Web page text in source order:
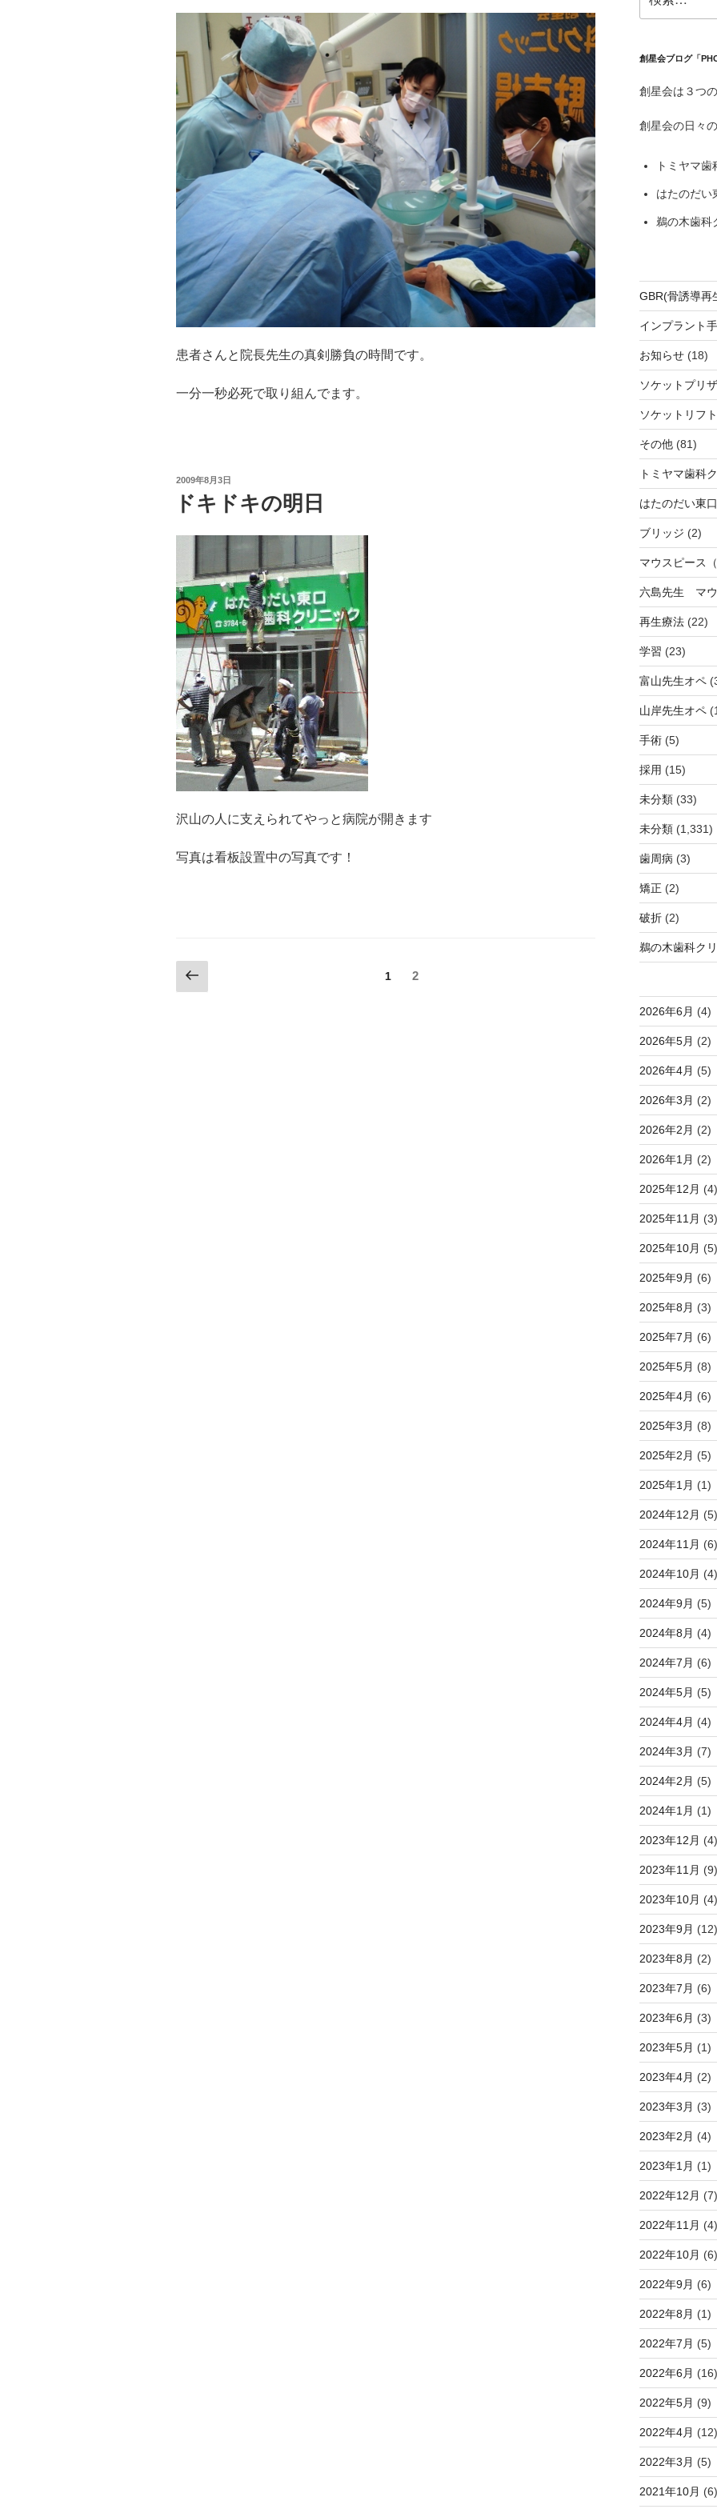
患者さんと院長先生の真剣勝負の時間です。
一分一秒必死で取り組んでます。
投
日:
2009年8月3日
ドキドキの明日
沢山の人に支えられてやっと病院が開きます
写真は看板設置中の写真です！
投前
の
固
1
固
2
索:
創星会ブログ「
創星会は３つ
創星会の日々
トミヤマ歯
はたのだい
鵜の木歯科
GBR(骨誘導再
インプラント
お知らせ(18)
ソケットプリ
ソケットリフト
その他(81)
トミヤマ歯科
はたのだい東
ブリッジ (2)
マウスピース
六島先生 マウ
再生療法(22)
学習 (23)
富山先生オペ
山岸先生オペ
手術(5)
採用 (15)
未分類(33)
未分類(1,331)
歯周病 (3)
矯正 (2)
破折(2)
鵜の木歯科ク
2026年6月 (4)
2026年5月 (2)
2026年4月 (5)
2026年3月 (2)
2026年2月 (2)
2026年1月 (2)
2025年12月 (4)
2025年11月 (3)
2025年10月 (5)
2025年9月 (6)
2025年8月 (3)
2025年7月 (6)
2025年5月 (8)
2025年4月 (6)
2025年3月 (8)
2025年2月 (5)
2025年1月 (1)
2024年12月 (5)
2024年11月 (6)
2024年10月 (4)
2024年9月 (5)
2024年8月 (4)
2024年7月 (6)
2024年5月 (5)
2024年4月 (4)
2024年3月 (7)
2024年2月 (5)
2024年1月 (1)
2023年12月 (4)
2023年11月 (9)
2023年10月 (4)
2023年9月 (12)
2023年8月 (2)
2023年7月 (6)
2023年6月 (3)
2023年5月 (1)
2023年4月 (2)
2023年3月 (3)
2023年2月 (4)
2023年1月 (1)
2022年12月 (7)
2022年11月 (4)
2022年10月 (6)
2022年9月 (6)
2022年8月 (1)
2022年7月 (5)
2022年6月 (16)
2022年5月 (9)
2022年4月 (12)
2022年3月 (5)
2021年10月 (6)